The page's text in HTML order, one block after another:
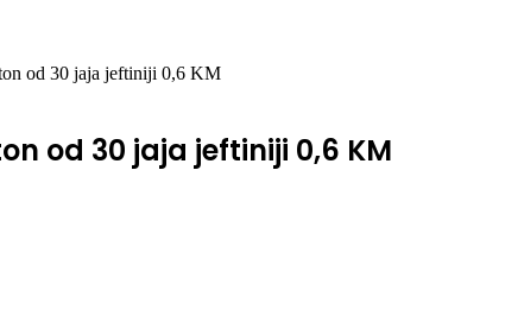
od 30 jaja jeftiniji 0,6 KM
od 30 jaja jeftiniji 0,6 KM